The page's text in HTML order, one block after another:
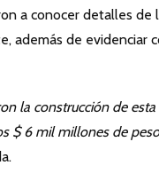
a conocer detalles de
además de evidenciar
la construcción de esta
$ 6 mil millones de